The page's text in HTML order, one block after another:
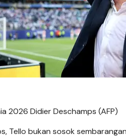
2026 Didier Deschamps (AFP)
Tello bukan sosok